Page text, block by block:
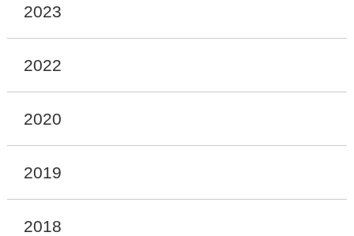
2023
2022
2020
2019
2018